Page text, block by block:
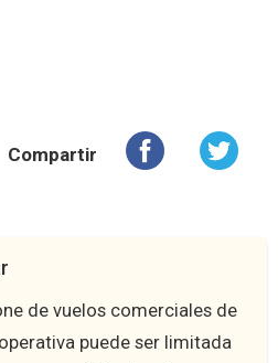
Compartir
de vuelos comerciales de
puede ser limitada